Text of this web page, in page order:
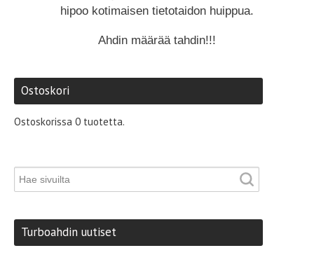
hipoo kotimaisen tietotaidon huippua.
Ahdin määrää tahdin!!!
Ostoskori
Ostoskorissa 0 tuotetta.
Turboahdin uutiset